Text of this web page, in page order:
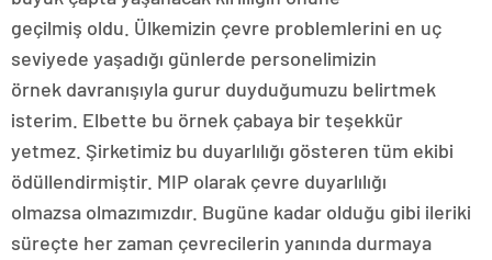
geçilmiş oldu. Ülkemizin çevre problemlerini en uç
seviyede yaşadığı günlerde personelimizin
örnek davranışıyla gurur duyduğumuzu belirtmek
isterim. Elbette bu örnek çabaya bir teşekkür
yetmez. Şirketimiz bu duyarlılığı gösteren tüm ekibi
ödüllendirmiştir. MIP olarak çevre duyarlılığı
olmazsa olmazımızdır. Bugüne kadar olduğu gibi ileriki
süreçte her zaman çevrecilerin yanında durmaya